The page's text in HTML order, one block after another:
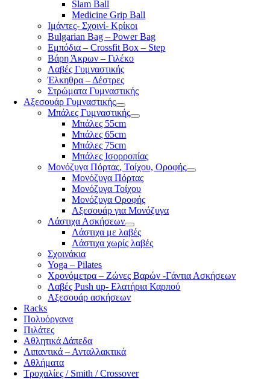
Slam Ball
Medicine Grip Ball
Ιμάντες- Σχοινί- Κρίκοι
Bulgarian Bag – Power Bag
Εμπόδια – Crossfit Box – Step
Βάρη Άκρων – Γιλέκο
Λαβές Γυμναστικής
Έλκηθρα – Δέστρες
Στρώματα Γυμναστικής
Αξεσουάρ Γυμναστικής
Μπάλες Γυμναστικής
Μπάλες 55cm
Μπάλες 65cm
Μπάλες 75cm
Μπάλες Ισορροπίας
Μονόζυγα Πόρτας, Τοίχου, Οροφής
Μονόζυγα Πόρτας
Μονόζυγα Τοίχου
Μονόζυγα Οροφής
Αξεσουάρ για Μονόζυγα
Λάστιχα Ασκήσεων
Λάστιχα με λαβές
Λάστιχα χωρίς λαβές
Σχοινάκια
Yoga – Pilates
Χρονόμετρα – Ζώνες Βαρών -Γάντια Ασκήσεων
Λαβές Push up- Ελατήρια Καρπού
Αξεσουάρ ασκήσεων
Racks
Πολυόργανα
Πιλάτες
Αθλητικά Δάπεδα
Λιπαντικά – Ανταλλακτικά
Αθλήματα
Τροχαλίες / Smith / Crossover